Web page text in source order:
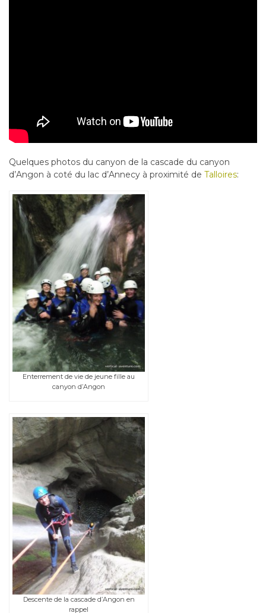
Quelques photos du canyon de la cascade du canyon
d’Angon à coté du lac d’Annecy à proximité de Talloires:
Enterrement de vie de jeune fille au
canyon d’Angon
Descente de la cascade d’Angon en
rappel